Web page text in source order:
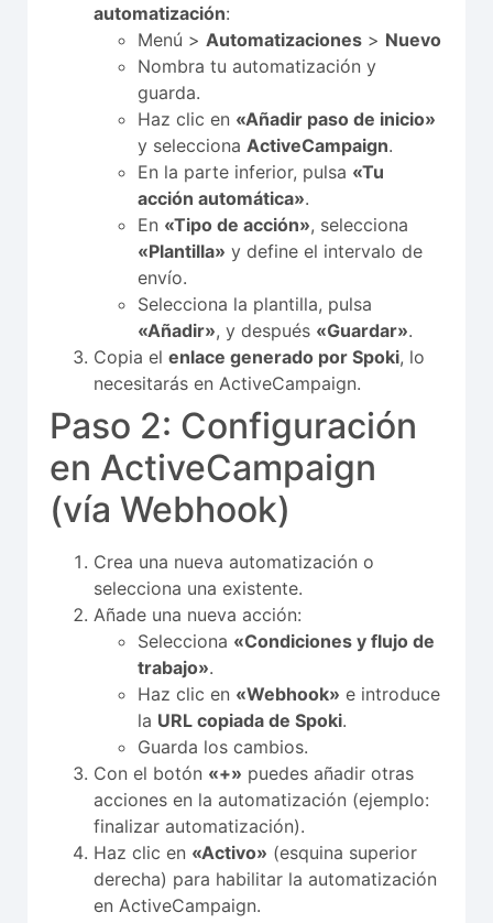
automatización:
Menú > Automatizaciones > Nuevo
Nombra tu automatización y
guarda.
Haz clic en «Añadir paso de inicio»
y selecciona ActiveCampaign.
En la parte inferior, pulsa «Tu
acción automática».
En «Tipo de acción», selecciona
«Plantilla» y define el intervalo de
envío.
Selecciona la plantilla, pulsa
«Añadir», y después «Guardar».
Copia el enlace generado por Spoki, lo
necesitarás en ActiveCampaign.
Paso 2: Configuración
en ActiveCampaign
(vía Webhook)
Crea una nueva automatización o
selecciona una existente.
Añade una nueva acción:
Selecciona «Condiciones y flujo de
trabajo».
Haz clic en «Webhook» e introduce
la URL copiada de Spoki.
Guarda los cambios.
Con el botón «+» puedes añadir otras
acciones en la automatización (ejemplo:
finalizar automatización).
Haz clic en «Activo» (esquina superior
derecha) para habilitar la automatización
en ActiveCampaign.